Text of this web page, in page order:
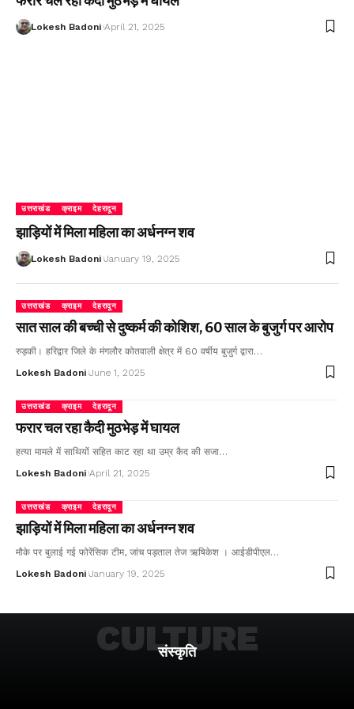
Lokesh Badoni April 21, 2025
उत्तराखंड क्राइम देहरादून
झाड़ियों में मिला महिला का अर्धनग्न शव
Lokesh Badoni January 19, 2025
उत्तराखंड क्राइम देहरादून
सात साल की बच्ची से दुष्कर्म की कोशिश, 60 साल के बुजुर्ग पर आरोप
रुड़की। हरिद्वार जिले के मंगलौर कोतवाली क्षेत्र में 60 वर्षीय बुजुर्ग द्वारा…
Lokesh Badoni June 1, 2025
उत्तराखंड क्राइम देहरादून
फरार चल रहा कैदी मुठभेड़ में घायल
हत्या मामले में साथियों सहित काट रहा था उम्र कैद की सजा…
Lokesh Badoni April 21, 2025
उत्तराखंड क्राइम देहरादून
झाड़ियों में मिला महिला का अर्धनग्न शव
मौके पर बुलाई गई फोरेंसिक टीम, जांच पड़ताल तेज ऋषिकेश । आईडीपीएल…
Lokesh Badoni January 19, 2025
संस्कृति
CULTURE